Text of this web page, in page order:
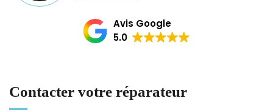
Avis Google
5.0
Contacter votre réparateur